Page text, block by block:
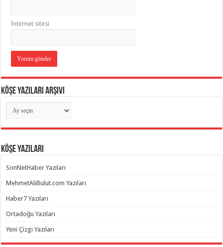
İnternet sitesi
Köşe Yazıları Arşivi
Köşe
Yazıları
Arşivi
Köşe Yazıları
SonNetHaber Yazıları
MehmetAliBulut.com Yazıları
Haber7 Yazıları
Ortadoğu Yazıları
Yeni Çizgi Yazıları